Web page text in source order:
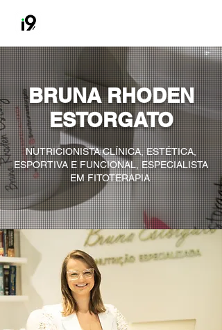
BRUNA RHODEN
ESTORGATO
NUTRICIONISTA CLÍNICA, ESTÉTICA,
ESPORTIVA E FUNCIONAL, ESPECIALISTA
EM FITOTERAPIA